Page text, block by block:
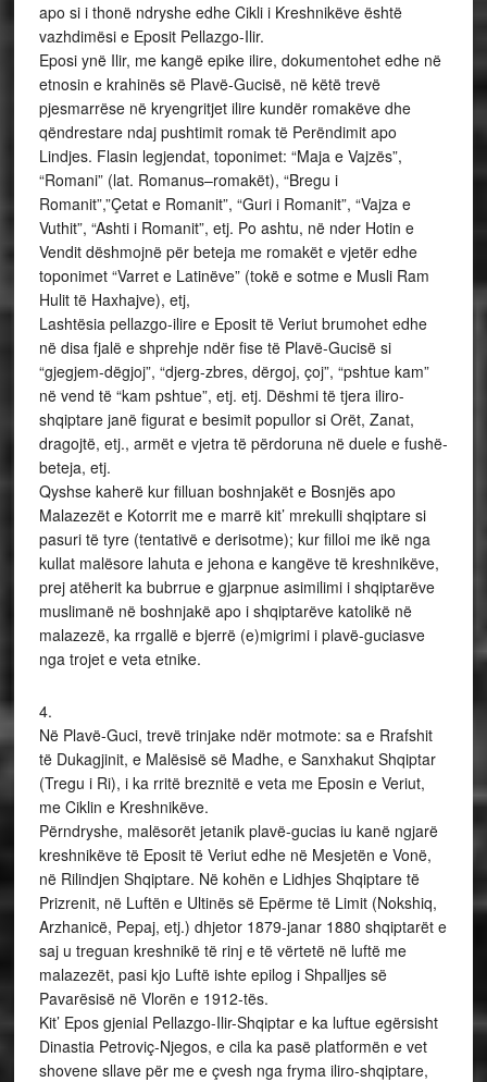
apo si i thonë ndryshe edhe Cikli i Kreshnikëve është
vazhdimësi e Eposit Pellazgo-Ilir.
Eposi ynë Ilir, me kangë epike ilire, dokumentohet edhe në
etnosin e krahinës së Plavë-Gucisë, në këtë trevë
pjesmarrëse në kryengritjet ilire kundër romakëve dhe
qëndrestare ndaj pushtimit romak të Perëndimit apo
Lindjes. Flasin legjendat, toponimet: “Maja e Vajzës”,
“Romani” (lat. Romanus–romakët), “Bregu i
Romanit”,”Çetat e Romanit”, “Guri i Romanit”, “Vajza e
Vuthit”, “Ashti i Romanit”, etj. Po ashtu, në nder Hotin e
Vendit dëshmojnë për beteja me romakët e vjetër edhe
toponimet “Varret e Latinëve” (tokë e sotme e Musli Ram
Hulit të Haxhajve), etj,
Lashtësia pellazgo-ilire e Eposit të Veriut brumohet edhe
në disa fjalë e shprehje ndër fise të Plavë-Gucisë si
“gjegjem-dëgjoj”, “djerg-zbres, dërgoj, çoj”, “pshtue kam”
në vend të “kam pshtue”, etj. etj. Dëshmi të tjera iliro-
shqiptare janë figurat e besimit popullor si Orët, Zanat,
dragojtë, etj., armët e vjetra të përdoruna në duele e fushë-
beteja, etj.
Qyshse kaherë kur filluan boshnjakët e Bosnjës apo
Malazezët e Kotorrit me e marrë kit’ mrekulli shqiptare si
pasuri të tyre (tentativë e derisotme); kur filloi me ikë nga
kullat malësore lahuta e jehona e kangëve të kreshnikëve,
prej atëherit ka bubrrue e gjarpnue asimilimi i shqiptarëve
muslimanë në boshnjakë apo i shqiptarëve katolikë në
malazezë, ka rrgallë e bjerrë (e)migrimi i plavë-guciasve
nga trojet e veta etnike.
4.
Në Plavë-Guci, trevë trinjake ndër motmote: sa e Rrafshit
të Dukagjinit, e Malësisë së Madhe, e Sanxhakut Shqiptar
(Tregu i Ri), i ka rritë breznitë e veta me Eposin e Veriut,
me Ciklin e Kreshnikëve.
Përndryshe, malësorët jetanik plavë-gucias iu kanë ngjarë
kreshnikëve të Eposit të Veriut edhe në Mesjetën e Vonë,
në Rilindjen Shqiptare. Në kohën e Lidhjes Shqiptare të
Prizrenit, në Luftën e Ultinës së Epërme të Limit (Nokshiq,
Arzhanicë, Pepaj, etj.) dhjetor 1879-janar 1880 shqiptarët e
saj u treguan kreshnikë të rinj e të vërtetë në luftë me
malazezët, pasi kjo Luftë ishte epilog i Shpalljes së
Pavarësisë në Vlorën e 1912-tës.
Kit’ Epos gjenial Pellazgo-Ilir-Shqiptar e ka luftue egërsisht
Dinastia Petroviç-Njegos, e cila ka pasë platformën e vet
shovene sllave për me e çvesh nga fryma iliro-shqiptare,